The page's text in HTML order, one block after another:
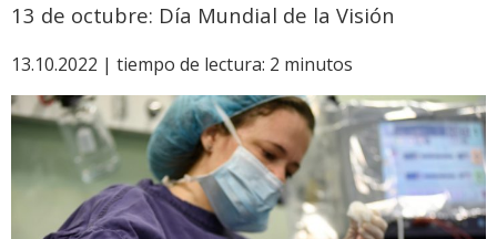
13 de octubre: Día Mundial de la Visión
13.10.2022 | tiempo de lectura: 2 minutos